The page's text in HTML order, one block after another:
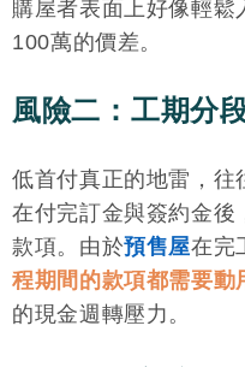
購屋者表面上好像輕鬆
100萬的價差。
風險二：工期分
低首付真正的地雷，往
在付完訂金與簽約金後
款項。由於預售屋在完
程期間的款項都需要動
的現金週轉壓力。